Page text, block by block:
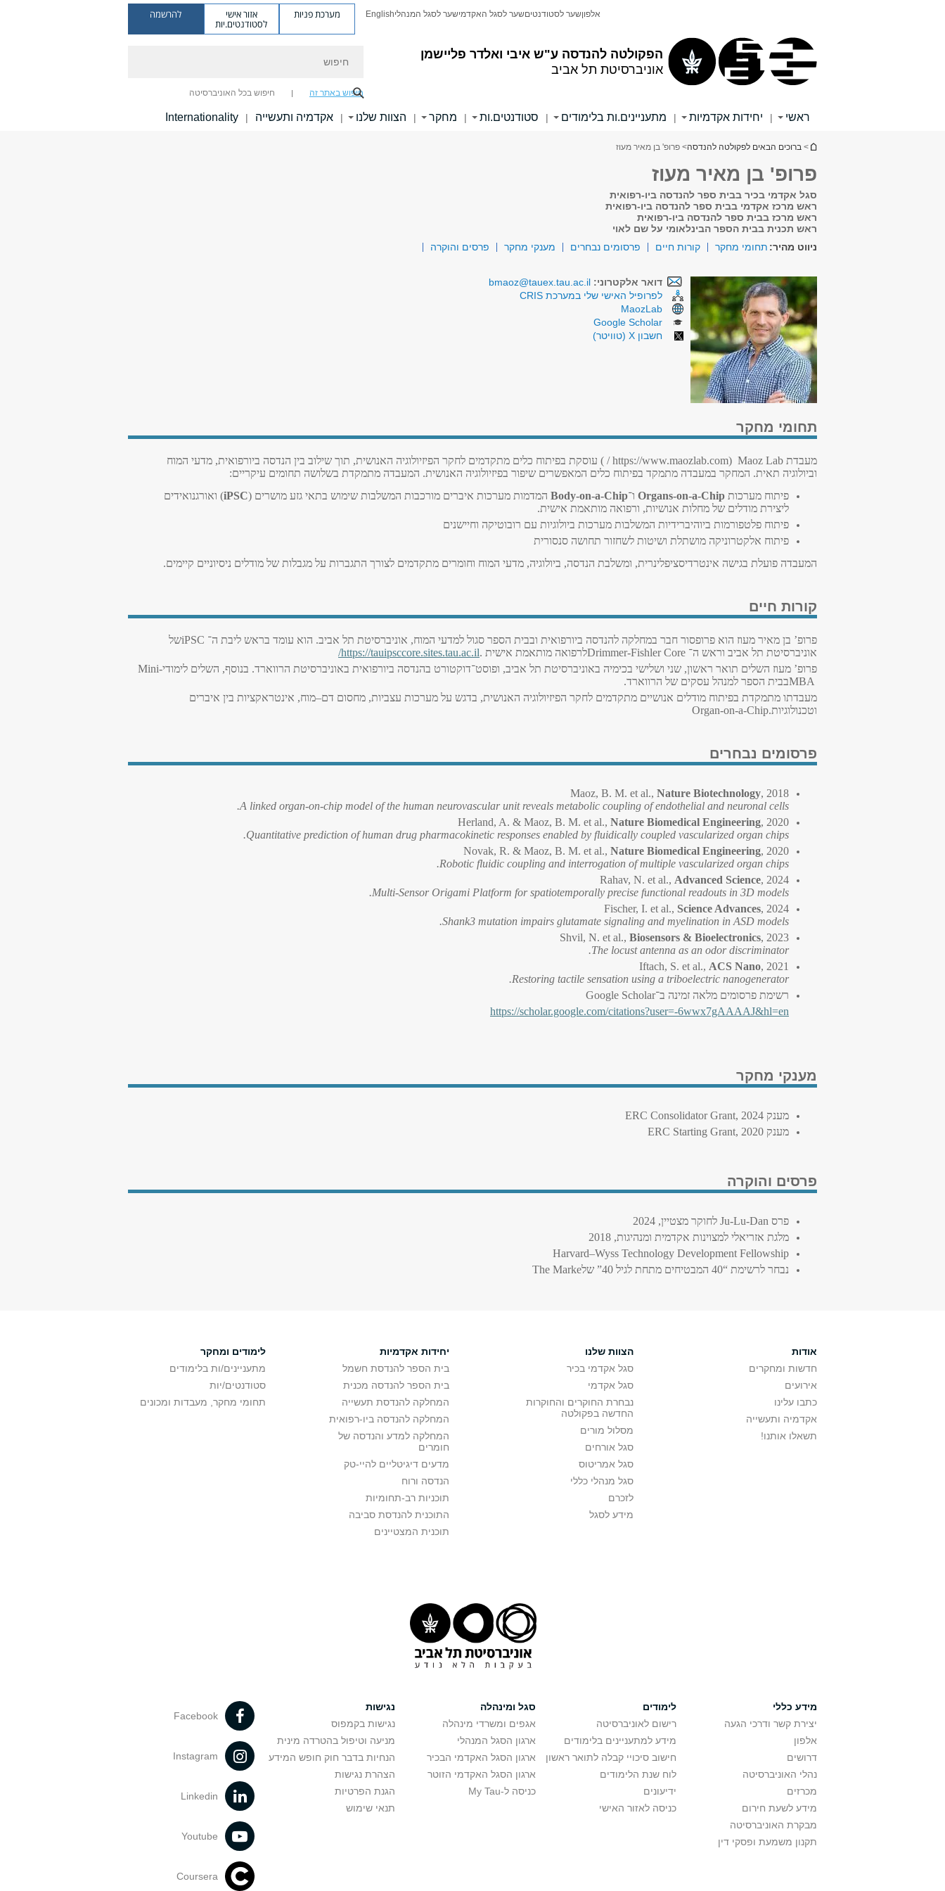
הפקולטה להנדסה ע"ש איבי ואלדר פליישמן
אוניברסיטת תל אביב
אלפוןשער לסטודנטיםשער לסגל האקדמישער לסגל המנהליEnglish מערכת פניות אזור אישי
לסטודנטים.יות
להרשמה
חיפוש באתר זה חיפוש בכל האוניברסיטה
ראשי | יחידות אקדמיות | מתעניינים.ות בלימודים | סטודנטים.ות | מחקר | הצוות שלנו | אקדמיה ותעשייה |
Internationality
הינך נמצא כאן
> ברוכים הבאים לפקולטה להנדסה> פרופ' בן מאיר מעוז
פרופ' בן מאיר מעוז
סגל אקדמי בכיר בבית ספר להנדסה ביו-רפואית
ראש מרכז אקדמי בבית ספר להנדסה ביו-רפואית
ראש מרכז בבית ספר להנדסה ביו-רפואית
ראש תכנית בבית הספר הבינלאומי על שם לאוי
ניווט מהיר: תחומי מחקר קורות חיים פרסומים נבחרים מענקי מחקר פרסים והוקרה
דואר אלקטרוני: bmaoz@tauex.tau.ac.il
לפרופיל האישי שלי במערכת CRIS
MaozLab
Google Scholar
חשבון X (טוויטר)
תחומי מחקר
מעבדת Maoz Lab
(
https://www.maozlab.com / ) עוסקת בפיתוח כלים מתקדמים לחקר הפיזיולוגיה האנושית, תוך שילוב בין הנדסה ביורפואית, מדעי המוח
וביולוגיה תאית. המחקר במעבדה מתמקד בפיתוח כלים המאפשרים שיפור בפיזיולוגיה האנושית. המעבדה מתמקדת בשלושה תחומים עיקריים:
פיתוח מערכות Organs-on-a-Chip ו־Body-on-a-Chip המדמות מערכות איברים מורכבות המשלבות שימוש בתאי גזע מושרים (iPSC)
ואורגנואידים
ליצירת מודלים של מחלות אנושיות, ורפואה מותאמת אישית.
פיתוח פלטפורמות ביוהיברידיות המשלבות מערכות ביולוגיות עם רובוטיקה וחיישנים
פיתוח אלקטרוניקה מושתלת ושיטות לשחזור תחושה סנסורית
המעבדה פועלת בגישה אינטרדיסציפלינרית, ומשלבת הנדסה, ביולוגיה, מדעי המוח וחומרים מתקדמים לצורך התגברות על מגבלות של מודלים ניסיוניים קיימים.
קורות חיים
פרופ’ בן מאיר מעוז הוא פרופסור חבר במחלקה להנדסה ביורפואית ובבית הספר סגול למדעי המוח, אוניברסיטת תל אביב. הוא עומד בראש ליבת ה־ iPSCשל
אוניברסיטת תל אביב וראש ה־ Drimmer-Fishler Coreלרפואה מותאמת אישית .
https://tauipsccore.sites.tau.ac.il
/
פרופ’ מעוז השלים תואר ראשון, שני ושלישי בכימיה באוניברסיטת תל אביב, ופוסט־דוקטורט בהנדסה ביורפואית באוניברסיטת הרווארד. בנוסף, השלים לימודיMini-
MBAבבית הספר למנהל עסקים של הרווארד.
מעבדתו מתמקדת בפיתוח מודלים אנושיים מתקדמים לחקר הפיזיולוגיה האנושית, בדגש על מערכות עצביות, מחסום דם–מוח, אינטראקציות בין איברים
וטכנולוגיותOrgan-on-a-Chip.
פרסומים נבחרים
Maoz, B. M. et al., Nature Biotechnology, 2018
A linked organ-on-chip model of the human neurovascular unit reveals metabolic coupling of endothelial and neuronal cells.
Herland, A. & Maoz, B. M. et al., Nature Biomedical Engineering, 2020
Quantitative prediction of human drug pharmacokinetic responses enabled by fluidically coupled vascularized organ chips.
Novak, R. & Maoz, B. M. et al., Nature Biomedical Engineering, 2020
Robotic fluidic coupling and interrogation of multiple vascularized organ chips.
Rahav, N. et al., Advanced Science, 2024
Multi-Sensor Origami Platform for spatiotemporally precise functional readouts in 3D models.
Fischer, I. et al., Science Advances, 2024
Shank3 mutation impairs glutamate signaling and myelination in ASD models.
Shvil, N. et al., Biosensors & Bioelectronics, 2023
The locust antenna as an odor discriminator.
Iftach, S. et al., ACS Nano, 2021
Restoring tactile sensation using a triboelectric nanogenerator.
רשימת פרסומים מלאה זמינה ב־Google Scholar
https://scholar.google.com/citations?user=-6wwx7gAAAAJ&hl=en
מענקי מחקר
מענק ERC Consolidator Grant, 2024
מענק ERC Starting Grant, 2020
פרסים והוקרה
פרס Ju-Lu-Dan לחוקר מצטיין, 2024
מלגת אזריאלי למצוינות אקדמית ומנהיגות, 2018
Harvard–Wyss Technology Development Fellowship
נבחר לרשימת “40 המבטיחים מתחת לגיל 40” של
The Marke
אודות
חדשות ומחקרים
אירועים
כתבו עלינו
אקדמיה ותעשייה
תשאלו אותנו!
הצוות שלנו
סגל אקדמי בכיר
סגל אקדמי
נבחרת החוקרים והחוקרות
החדשה בפקולטה
מסלול מורים
סגל אורחים
סגל אמריטוס
סגל מנהלי כללי
לזכרם
מידע לסגל
יחידות אקדמיות
בית הספר להנדסת חשמל
בית הספר להנדסה מכנית
המחלקה להנדסת תעשייה
המחלקה להנדסה ביו-רפואית
המחלקה למדע והנדסה של
חומרים
מדעים דיגיטליים להיי-טק
הנדסה ורוח
תוכניות רב-תחומיות
התוכנית להנדסת סביבה
תוכנית המצטיינים
לימודים ומחקר
מתעניינים/ות בלימודים
סטודנטים/יות
תחומי מחקר, מעבדות ומכונים
מידע כללי
יצירת קשר ודרכי הגעה
אלפון
דרושים
נהלי האוניברסיטה
מכרזים
מידע לשעת חירום
מבקרת האוניברסיטה
תקנון משמעת ופסקי דין
לימודים
רישום לאוניברסיטה
מידע למתעניינים בלימודים
חישוב סיכויי קבלה לתואר ראשון
לוח שנת הלימודים
ידיעונים
כניסה לאזור האישי
סגל ומינהלה
אגפים ומשרדי מינהלה
ארגון הסגל המנהלי
ארגון הסגל האקדמי הבכיר
ארגון הסגל האקדמי הזוטר
כניסה ל-My Tau
נגישות
נגישות בקמפוס
מניעה וטיפול בהטרדה מינית
הנחיות בדבר חוק חופש המידע
הצהרת נגישות
הגנת הפרטיות
תנאי שימוש
Facebook
Instagram
Linkedin
Youtube
Coursera